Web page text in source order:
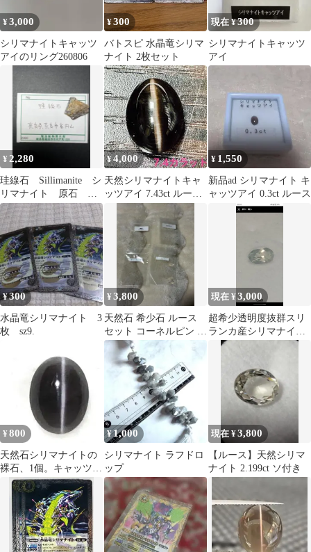
¥3,000
シリマナイトキャッツ
アイのリング260806
¥300
バトスピ 水晶竜シリマ
ナイト 2枚セット
現在 ¥300
シリマナイトキャッツ
アイ
¥2,280
珪線石 Sillimanite シ
リマナイト 原石 標
本 奈良県奈良市高円
山産
¥4,000
天然シリマナイトキャ
ッツアイ 7.43ct ルー
ス シリマナイトキャ
ッツアイ
¥ 1,550
新品ad シリマナイト キ
ャッツアイ 0.3ct ルース
¥300
水晶竜シリマナイト 3
枚 sz9.
¥3,800
天然石 希少石 ルース
セット コーネルピン シ
リマナイト ダイヤモン
現在 ¥3,000
超希少透明度抜群スリ
ランカ産シリマナイト
ルース
¥ 800
天然石シリマナイトの
裸石、1個。キャッツア
イ効果あり。No.328
¥1,000
シリマナイト ラフドロ
ップ
現在 ¥3,800
【ルース】天然シリマ
ナイト 2.199ct ソ付き